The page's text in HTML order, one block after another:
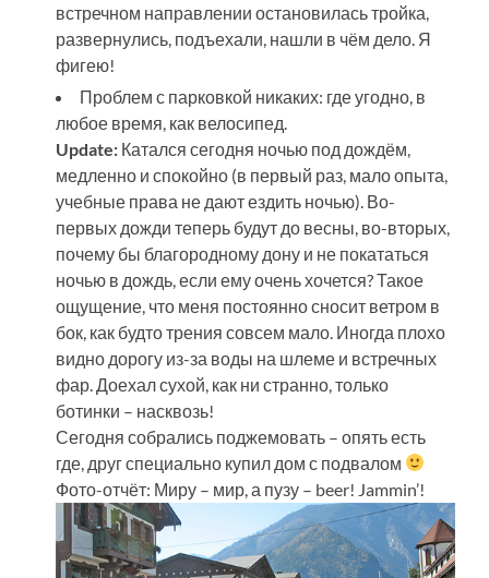
встречном направлении остановилась тройка,
развернулись, подъехали, нашли в чём дело. Я
фигею!
Проблем с парковкой никаких: где угодно, в
любое время, как велосипед.
Update: Катался сегодня ночью под дождём,
медленно и спокойно (в первый раз, мало опыта,
учебные права не дают ездить ночью). Во-
первых дожди теперь будут до весны, во-вторых,
почему бы благородному дону и не покататься
ночью в дождь, если ему очень хочется? Такое
ощущение, что меня постоянно сносит ветром в
бок, как будто трения совсем мало. Иногда плохо
видно дорогу из-за воды на шлеме и встречных
фар. Доехал сухой, как ни странно, только
ботинки – насквозь!
Сегодня собрались поджемовать – опять есть
где, друг специально купил дом с подвалом
Фото-отчёт: Миру – мир, а пузу – beer! Jammin’!